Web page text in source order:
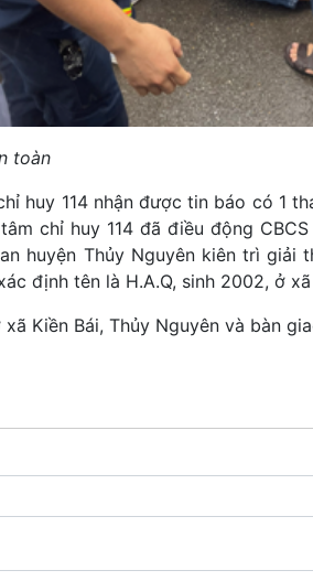
toàn
huy 114 nhận được tin báo có 1
chỉ huy 114 đã điều động
huyện Thủy Nguyên kiên trì giải
định tên là H.A.Q, sinh 2002, ở
Kiền Bái, Thủy Nguyên và bàn